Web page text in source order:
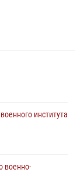
института
военно-